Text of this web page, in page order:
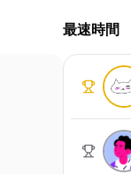
最速時間